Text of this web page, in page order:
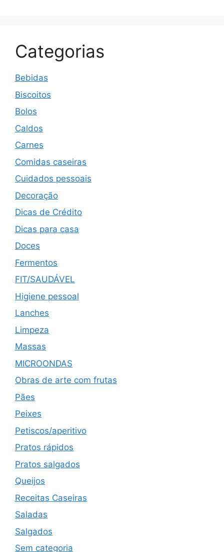
Categorias
Bebidas
Biscoitos
Bolos
Caldos
Carnes
Comidas caseiras
Cuidados pessoais
Decoração
Dicas de Crédito
Dicas para casa
Doces
Fermentos
FIT/SAUDÁVEL
Higiene pessoal
Lanches
Limpeza
Massas
MICROONDAS
Obras de arte com frutas
Pães
Peixes
Petiscos/aperitivo
Pratos rápidos
Pratos salgados
Queijos
Receitas Caseiras
Saladas
Salgados
Sem categoria